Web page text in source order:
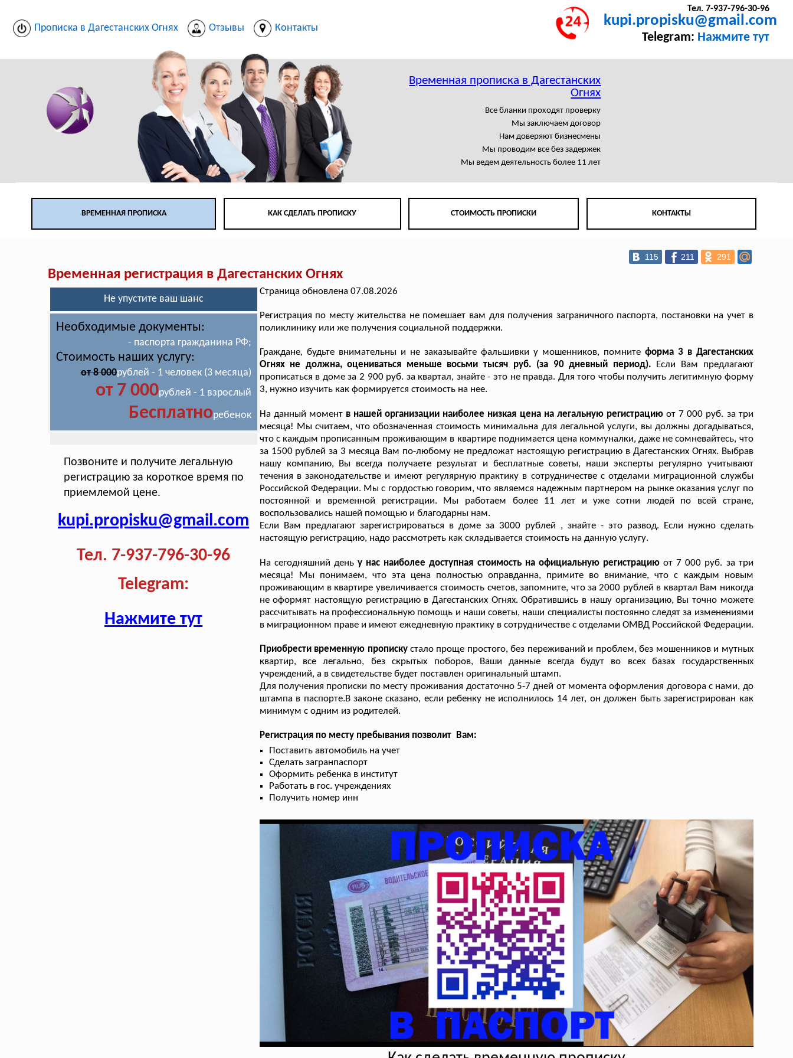
Прописка в Дагестанских Огнях Отзывы Контакты
Тел. 7-937-796-30-96
kupi.propisku@gmail.com
Telegram: Нажмите тут
Временная прописка в Дагестанских
Огнях
Все бланки проходят проверку
Мы заключаем договор
Нам доверяют бизнесмены
Мы проводим все без задержек
Мы ведем деятельность более 11 лет
ВРЕМЕННАЯ ПРОПИСКА КАК СДЕЛАТЬ ПРОПИСКУ СТОИМОСТЬ ПРОПИСКИ КОНТАКТЫ
115 211 291
Временная регистрация в Дагестанских Огнях
Не упустите ваш шанс
Необходимые документы:
- паспорта гражданина РФ;
Стоимость наших услугу:
от 8 000рублей - 1 человек (3 месяца)
от 7 000рублей - 1 взрослый
Бесплатноребенок
Позвоните и получите легальную
регистрацию за короткое время по
приемлемой цене.
kupi.propisku@gmail.com
Тел. 7-937-796-30-96
Telegram:
Нажмите тут
Страница обновлена 07.08.2026
Регистрация по месту жительства не помешает вам для получения заграничного паспорта, постановки на учет в
поликлинику или же получения социальной поддержки.
Граждане, будьте внимательны и не заказывайте фальшивки у мошенников, помните форма 3 в Дагестанских
Огнях не должна, оцениваться меньше восьми тысяч руб. (за 90 дневный период). Если Вам предлагают
прописаться в доме за 2 900 руб. за квартал, знайте - это не правда. Для того чтобы получить легитимную форму
3, нужно изучить как формируется стоимость на нее.
На данный моментв нашей организации наиболее низкая цена на легальную регистрациюот 7 000 руб. за три
месяца! Мы считаем, что обозначенная стоимость минимальна для легальной услуги, вы должны догадываться,
что с каждым прописанным проживающим в квартире поднимается цена коммуналки, даже не сомневайтесь, что
за 1500 рублей за 3 месяца Вам по-любому не предложат настоящую регистрацию в Дагестанских Огнях. Выбрав
нашу компанию, Вы всегда получаете результат и бесплатные советы, наши эксперты регулярно учитывают
течения в законодательстве и имеют регулярную практику в сотрудничестве с отделами миграционной службы
Российской Федерации. Мы с гордостью говорим, что являемся надежным партнером на рынке оказания услуг по
постоянной и временной регистрации. Мы работаем более 11 лет и уже сотни людей по всей стране,
воспользовались нашей помощью и благодарны нам.
Если Вам предлагают зарегистрироваться в доме за 3000 рублей , знайте - это развод. Если нужно сделать
настоящую регистрацию, надо рассмотреть как складывается стоимость на данную услугу.
На сегодняшний деньу нас наиболее доступная стоимость на официальную регистрацию от 7 000 руб. за три
месяца! Мы понимаем, что эта цена полностью оправданна, примите во внимание, что с каждым новым
проживающим в квартире увеличивается стоимость счетов, запомните, что за 2000 рублей в квартал Вам никогда
не оформят настоящую регистрацию в Дагестанских Огнях. Обратившись в нашу организацию, Вы точно можете
рассчитывать на профессиональную помощь и наши советы, наши специалисты постоянно следят за изменениями
в миграционном праве и имеют ежедневную практику в сотрудничестве с отделами ОМВД Российской Федерации.
Приобрести временную пропискустало проще простого, без переживаний и проблем, без мошенников и мутных
квартир, все легально, без скрытых поборов, Ваши данные всегда будут во всех базах государственных
учреждений, а в свидетельстве будет поставлен оригинальный штамп.
Для получения прописки по месту проживания достаточно 5-7 дней от момента оформления договора с нами, до
штампа в паспорте.В законе сказано, если ребенку не исполнилось 14 лет, он должен быть зарегистрирован как
минимум с одним из родителей.
Регистрация по месту пребывания позволит Вам:
Поставить автомобиль на учет
Сделать загранпаспорт
Оформить ребенка в институт
Работать в гос. учреждениях
Получить номер инн